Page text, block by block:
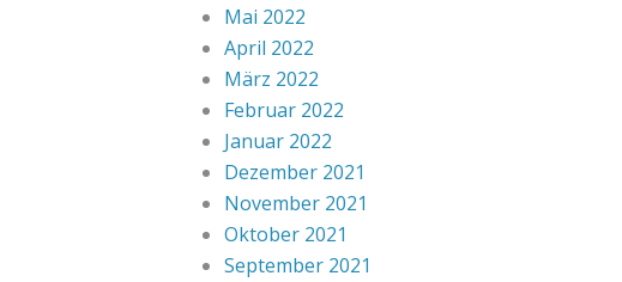
Mai 2022
April 2022
März 2022
Februar 2022
Januar 2022
Dezember 2021
November 2021
Oktober 2021
September 2021